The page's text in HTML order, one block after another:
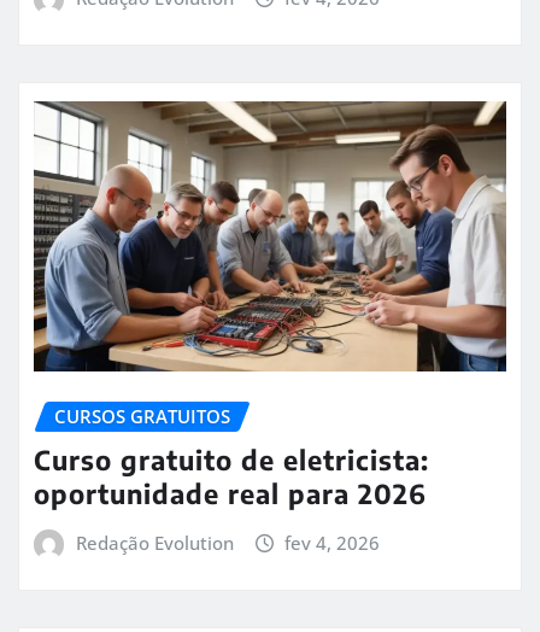
CURSOS GRATUITOS
Curso gratuito de eletricista:
oportunidade real para 2026
Redação Evolution fev 4, 2026